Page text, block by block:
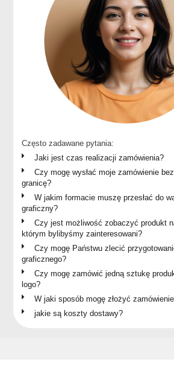
Często zadawane pytania:
Jaki jest czas realizacji zamówienia?
Czy mogę wysłać moje zamówienie
granicę?
W jakim formacie muszę przesłać do
graficzny?
Czy jest możliwość zobaczyć produkt
którym bylibyśmy zainteresowani?
Czy mogę Państwu zlecić
graficznego?
Czy mogę zamówić jedną sztukę
logo?
W jaki sposób mogę złożyć
jakie są koszty dostawy?